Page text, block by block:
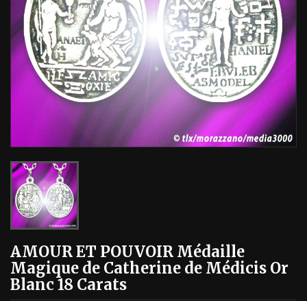
AMOUR ET POUVOIR Médaille
Magique de Catherine de Médicis Or
Blanc 18 Carats